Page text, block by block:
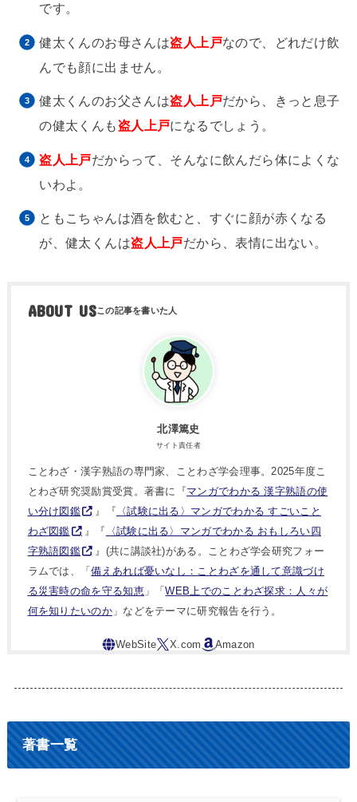
です。
健太くんのお母さんは盗人上戸なので、どれだけ飲
んでも顔に出ません。
健太くんのお父さんは盗人上戸だから、きっと息子
の健太くんも盗人上戸になるでしょう。
盗人上戸だからって、そんなに飲んだら体によくな
いわよ。
ともこちゃんは酒を飲むと、すぐに顔が赤くなる
が、健太くんは盗人上戸だから、表情に出ない。
ABOUT US
北澤篤史
サイト責任者
ことわざ・漢字熟語の専門家、ことわざ学会理事。2025年度こ
とわざ研究奨励賞受賞。著書に『マンガでわかる 漢字熟語の使
い分け図鑑
』『 〈試験に出る〉マンガでわかる すごいこと
わざ図鑑
』『
〈試験に出る〉マンガでわかる おもしろい四
字熟語図鑑
』(共に講談社)がある。ことわざ学会研究フォー
ラムでは、「備えあれば憂いなし：ことわざを通して意識づけ
る災害時の命を守る知恵」「WEB上でのことわざ探求：人々が
何を知りたいのか」などをテーマに研究報告を行う。
著書一覧